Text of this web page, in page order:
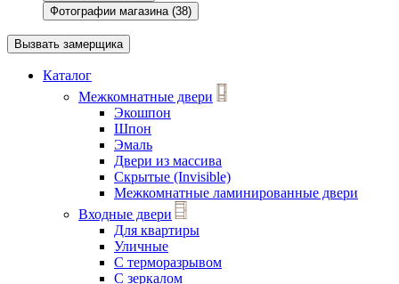
Фотографии магазина (38)
Вызвать замерщика
Каталог
Межкомнатные двери
Экошпон
Шпон
Эмаль
Двери из массива
Скрытые (Invisible)
Межкомнатные ламинированные двери
Входные двери
Для квартиры
Уличные
С терморазрывом
С зеркалом